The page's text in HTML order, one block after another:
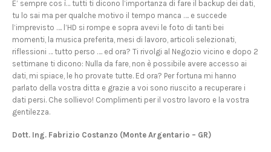
E’ sempre cos ì… tutti ti dicono l’importanza di fare il backup dei dati,
tu lo sai ma per qualche motivo il tempo manca …. e succede
l’imprevisto …. l’HD si rompe e sopra avevi le foto di tanti bei
momenti, la musica preferita, mesi di lavoro, articoli selezionati,
riflessioni … tutto perso …. ed ora? Ti rivolgi al Negozio vicino e dopo 2
settimane ti dicono: Nulla da fare, non è possibile avere accesso ai
dati, mi spiace, le ho provate tutte. Ed ora? Per fortuna mi hanno
parlato della vostra ditta e grazie a voi sono riuscito a recuperare i
dati persi. Che sollievo! Complimenti per il vostro lavoro e la vostra
gentilezza.
Dott. Ing. Fabrizio Costanzo (Monte Argentario – GR)